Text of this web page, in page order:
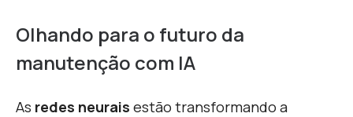
Olhando para o futuro da
manutenção com IA
As redes neurais estão transformando a